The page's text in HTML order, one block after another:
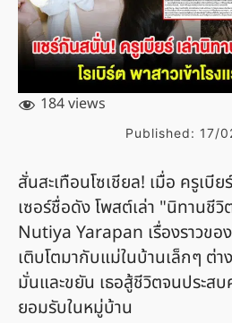
184 views
Published: 17/
สั่นสะเทือนโซเชียล! เมื่อ ครูเบี
เซอร์ชื่อดัง โพสต์เล่า "นิทานชี
Nutiya Yarapan เรื่องราวข
เติบโตมากับแม่ในบ้านเล็กๆ ต่
มั่นและขยัน เธอสู้ชีวิตจนประสบ
ยอมรับในหมู่บ้าน